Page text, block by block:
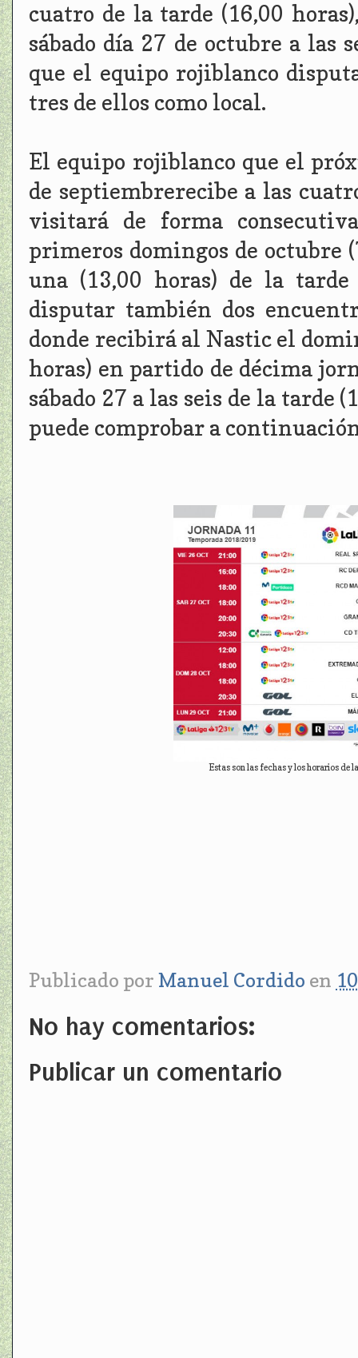
cuatro de la tarde (16,00
sábado día 27 de octubre a las
que el equipo rojiblanco
tres de ellos como local.
El equipo rojiblanco que el
de septiembrerecibe a las
visitará de forma
primeros domingos de octubre
una (13,00 horas) de la
disputar también dos
donde recibirá al Nastic el
horas) en partido de décima
sábado 27 a las seis de la tarde
puede comprobar a
Estas son las fechas y los horarios de
Publicado por Manuel Cordido en
No hay comentarios:
Publicar un comentario